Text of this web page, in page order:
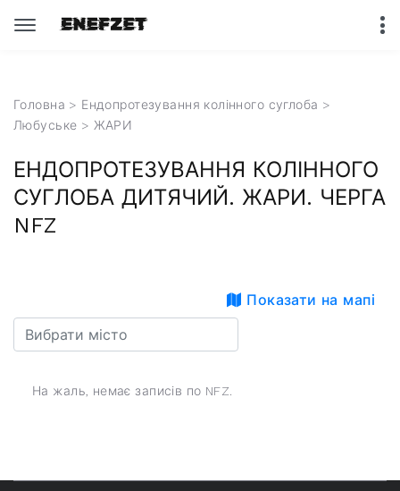
Головна > Ендопротезування колінного суглоба >
Любуське > ЖАРИ
ЕНДОПРОТЕЗУВАННЯ КОЛІННОГО
СУГЛОБА ДИТЯЧИЙ. ЖАРИ. ЧЕРГА
NFZ
Показати на мапі
На жаль, немає записів по NFZ.